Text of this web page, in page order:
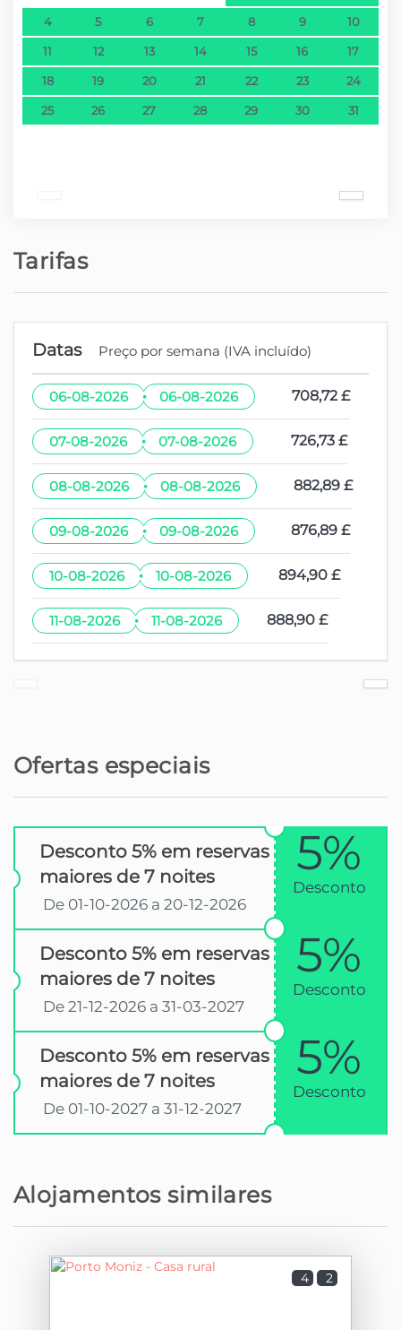
4 5 6 7 8 9 10
11 12 13 14 15 16 17
18 19 20 21 22 23 24
25 26 27 28 29 30 31
Tarifas
Datas Preço por semana (IVA incluído)
06-08-2026 · 06-08-2026 708,72 £
07-08-2026 · 07-08-2026 726,73 £
08-08-2026 · 08-08-2026 882,89 £
09-08-2026 · 09-08-2026 876,89 £
10-08-2026 · 10-08-2026 894,90 £
11-08-2026 · 11-08-2026 888,90 £
Ofertas especiais
Desconto 5% em reservas
maiores de 7 noites
De 01-10-2026 a 20-12-2026
5%
Desconto
Desconto 5% em reservas
maiores de 7 noites
De 21-12-2026 a 31-03-2027
5%
Desconto
Desconto 5% em reservas
maiores de 7 noites
De 01-10-2027 a 31-12-2027
5%
Desconto
Alojamentos similares
4 2